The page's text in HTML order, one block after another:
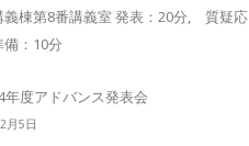
義棟第8番講義室 発表：20分, 質疑応
備：10分
年度アドバンス発表会
月5日